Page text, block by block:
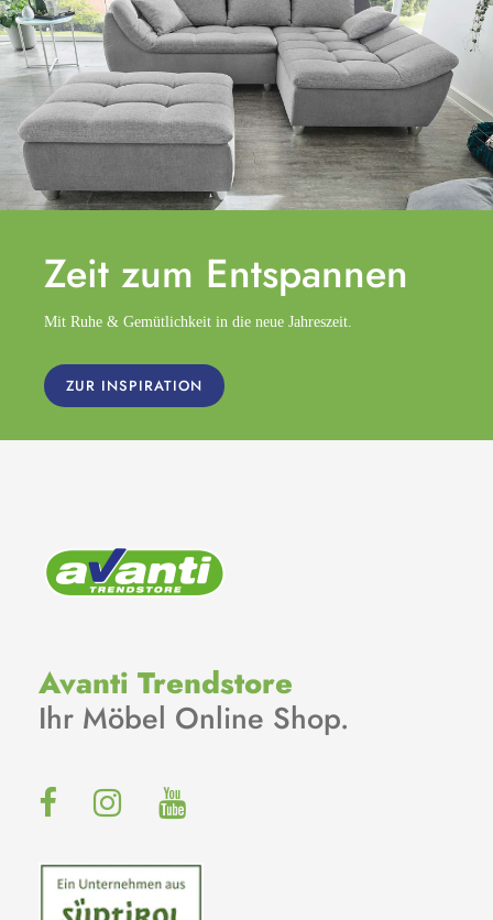
Zeit zum Entspannen
Mit Ruhe & Gemütlichkeit in die neue Jahreszeit.
ZUR INSPIRATION
Avanti Trendstore
Ihr Möbel Online Shop.